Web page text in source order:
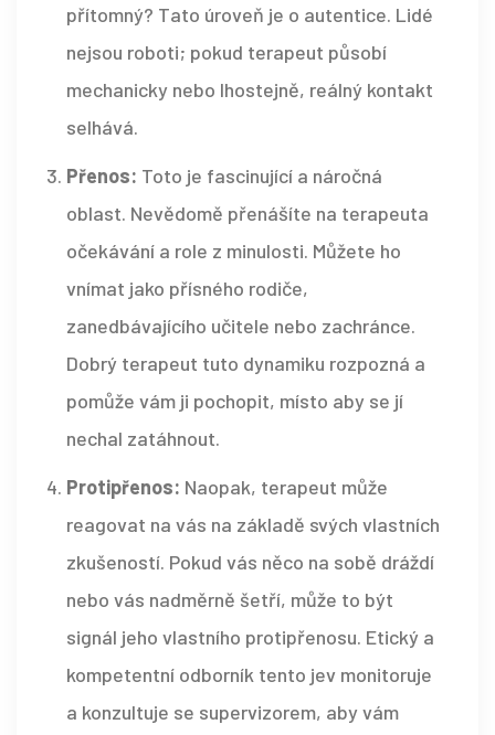
přítomný? Tato úroveň je o autentice. Lidé
nejsou roboti; pokud terapeut působí
mechanicky nebo lhostejně, reálný kontakt
selhává.
Přenos: Toto je fascinující a náročná
oblast. Nevědomě přenášíte na terapeuta
očekávání a role z minulosti. Můžete ho
vnímat jako přísného rodiče,
zanedbávajícího učitele nebo zachránce.
Dobrý terapeut tuto dynamiku rozpozná a
pomůže vám ji pochopit, místo aby se jí
nechal zatáhnout.
Protipřenos: Naopak, terapeut může
reagovat na vás na základě svých vlastních
zkušeností. Pokud vás něco na sobě dráždí
nebo vás nadměrně šetří, může to být
signál jeho vlastního protipřenosu. Etický a
kompetentní odborník tento jev monitoruje
a konzultuje se supervizorem, aby vám